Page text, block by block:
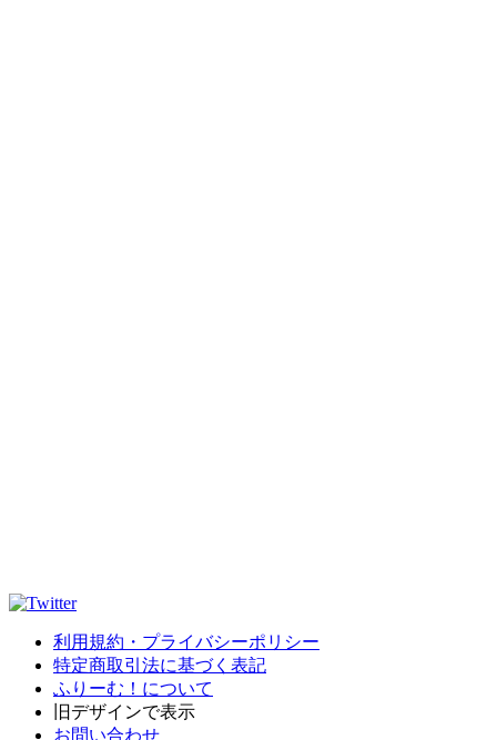
利用規約・プライバシーポリシー
特定商取引法に基づく表記
ふりーむ！について
旧デザインで表示
お問い合わせ